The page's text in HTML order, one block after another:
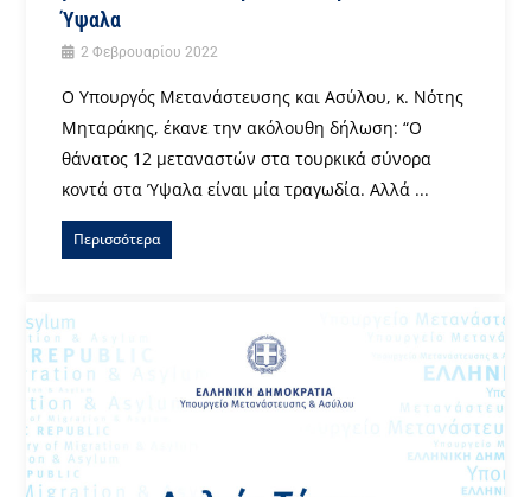
Ύψαλα
2 Φεβρουαρίου 2022
Ο Υπουργός Μετανάστευσης και Ασύλου, κ. Νότης
Μηταράκης, έκανε την ακόλουθη δήλωση: “Ο
θάνατος 12 μεταναστών στα τουρκικά σύνορα
κοντά στα Ύψαλα είναι μία τραγωδία. Αλλά ...
Περισσότερα